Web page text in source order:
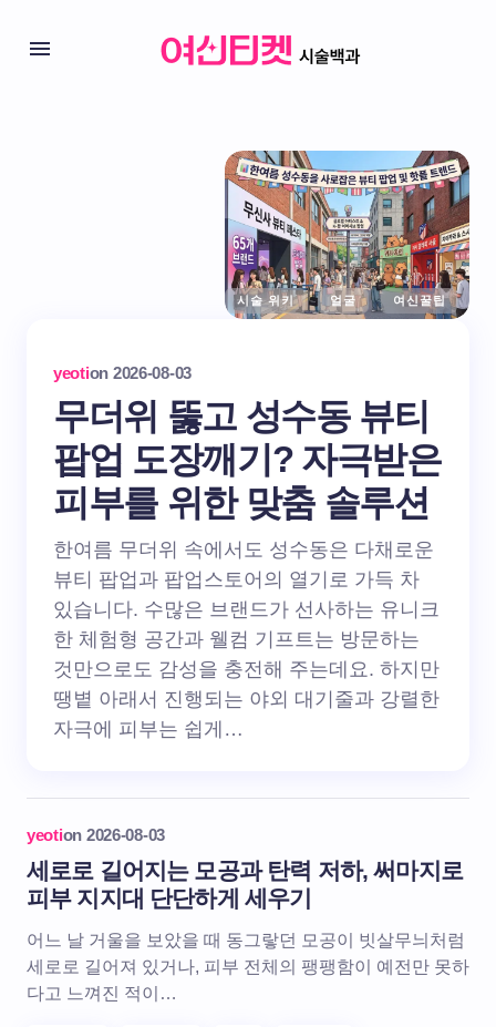
시술 위키 얼굴 여신꿀팁
yeotion 2026-08-03
무더위 뚫고 성수동 뷰티
팝업 도장깨기? 자극받은
피부를 위한 맞춤 솔루션
한여름 무더위 속에서도 성수동은 다채로운
뷰티 팝업과 팝업스토어의 열기로 가득 차
있습니다. 수많은 브랜드가 선사하는 유니크
한 체험형 공간과 웰컴 기프트는 방문하는
것만으로도 감성을 충전해 주는데요. 하지만
땡볕 아래서 진행되는 야외 대기줄과 강렬한
자극에 피부는 쉽게…
yeotion 2026-08-03
세로로 길어지는 모공과 탄력 저하, 써마지로
피부 지지대 단단하게 세우기
어느 날 거울을 보았을 때 동그랗던 모공이 빗살무늬처럼
세로로 길어져 있거나, 피부 전체의 팽팽함이 예전만 못하
다고 느껴진 적이…